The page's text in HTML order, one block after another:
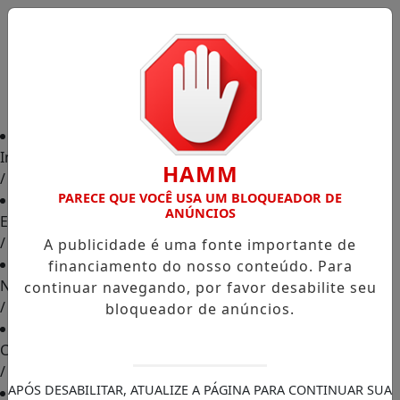
Início
/
Edições
/
Notícias
/
Contato
/
HAMM
PARECE QUE VOCÊ USA UM BLOQUEADOR DE
ANÚNCIOS
A publicidade é uma fonte importante de
financiamento do nosso conteúdo. Para
continuar navegando, por favor desabilite seu
bloqueador de anúncios.
APÓS DESABILITAR, ATUALIZE A PÁGINA PARA CONTINUAR SUA